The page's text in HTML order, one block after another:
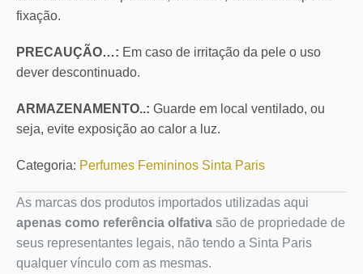
fixação.
PRECAUÇÃO…: Em caso de irritação da pele o uso
dever descontinuado.
ARMAZENAMENTO..: Guarde em local ventilado, ou
seja, evite exposição ao calor a luz.
Categoria: Perfumes Femininos Sinta Paris
As marcas dos produtos importados utilizadas aqui
apenas como referência olfativa são de propriedade de
seus representantes legais, não tendo a Sinta Paris
qualquer vínculo com as mesmas.